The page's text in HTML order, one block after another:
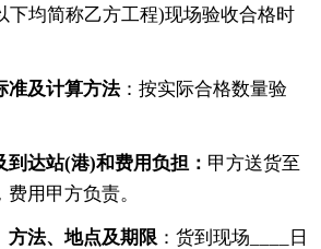
下均简称乙方工程)现场验收合格时
准及计算方法：按实际合格数量验
到达站(港)和费用负担： 甲方送货至
用甲方负责。
方法、地点及期限：货到现场____日